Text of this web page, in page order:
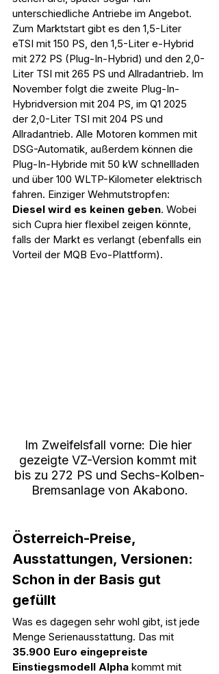
unterschiedliche Antriebe im Angebot.
Zum Marktstart gibt es den 1,5-Liter
eTSI mit 150 PS, den 1,5-Liter e-Hybrid
mit 272 PS (Plug-In-Hybrid) und den 2,0-
Liter TSI mit 265 PS und Allradantrieb. Im
November folgt die zweite Plug-In-
Hybridversion mit 204 PS, im Q1 2025
der 2,0-Liter TSI mit 204 PS und
Allradantrieb. Alle Motoren kommen mit
DSG-Automatik, außerdem können die
Plug-In-Hybride mit 50 kW schnellladen
und über 100 WLTP-Kilometer elektrisch
fahren. Einziger Wehmutstropfen:
Diesel wird es keinen geben. Wobei
sich Cupra hier flexibel zeigen könnte,
falls der Markt es verlangt (ebenfalls ein
Vorteil der MQB Evo-Plattform).
Im Zweifelsfall vorne: Die hier
gezeigte VZ-Version kommt mit
bis zu 272 PS und Sechs-Kolben-
Bremsanlage von Akabono.
Österreich-Preise,
Ausstattungen, Versionen:
Schon in der Basis gut
gefüllt
Was es dagegen sehr wohl gibt, ist jede
Menge Serienausstattung. Das mit
35.900 Euro eingepreiste
Einstiegsmodell Alpha kommt mit